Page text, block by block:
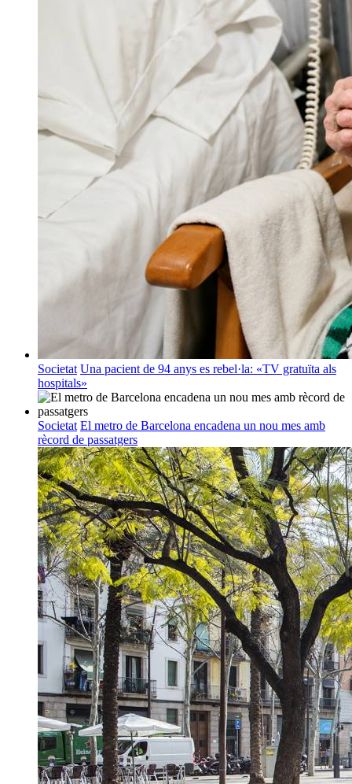
Societat Una pacient de 94 anys es rebel·la: «TV gratuïta als
hospitals»
Societat El metro de Barcelona encadena un nou mes amb
rècord de passatgers